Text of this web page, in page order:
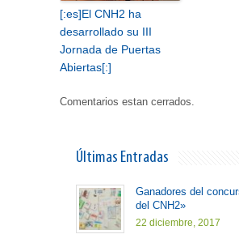
[:es]El CNH2 ha
desarrollado su III
Jornada de Puertas
Abiertas[:]
Comentarios estan cerrados.
Últimas Entradas
Ganadores del
del CNH2»
22 diciembre, 2017